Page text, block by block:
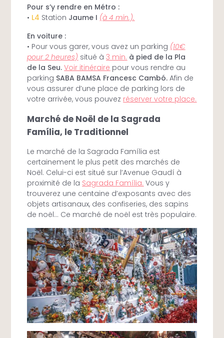
Pour s’y rendre en Métro :
• L4 Station Jaume I (à 4 min.).
En voiture :
• Pour vous garer, vous avez un parking (10€
pour 2 heures) situé à3 min. à pied de la Pla
de la Seu. Voir itinéraire pour vous rendre au
parking SABA BAMSA Francesc Cambó. Afin de
vous assurer d’une place de parking lors de
votre arrivée, vous pouvez réserver votre place.
Marché de Noël de la Sagrada
Família, le Traditionnel
Le marché de la Sagrada Família est
certainement le plus petit des marchés de
Noël. Celui-ci est situé sur l’Avenue Gaudí à
proximité de la Sagrada Família. Vous y
trouverez une centaine d’exposants avec des
objets artisanaux, des confiseries, des sapins
de noël… Ce marché de noël est très populaire.